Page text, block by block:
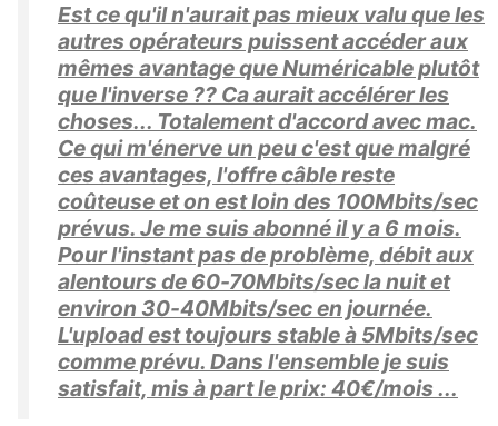
Est ce qu'il n'aurait pas mieux valu que les
autres opérateurs puissent accéder aux
mêmes avantage que Numéricable plutôt
que l'inverse ?? Ca aurait accélérer les
choses... Totalement d'accord avec mac.
Ce qui m'énerve un peu c'est que malgré
ces avantages, l'offre câble reste
coûteuse et on est loin des 100Mbits/sec
prévus. Je me suis abonné il y a 6 mois.
Pour l'instant pas de problème, débit aux
alentours de 60-70Mbits/sec la nuit et
environ 30-40Mbits/sec en journée.
L'upload est toujours stable à 5Mbits/sec
comme prévu. Dans l'ensemble je suis
satisfait, mis à part le prix: 40€/mois ...